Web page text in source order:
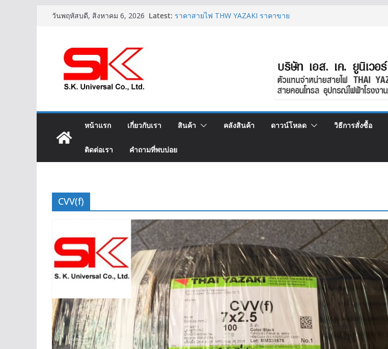
วันพฤหัสบดี, สิงหาคม 6, 2026 Latest: ราคาสายไฟ THW YAZAKI ราคาขาย
หน้าแรก เกี่ยวกับเรา สินค้า คลังสินค้า ดาวน์โหลด วิธีการสั่งซื้อ
ติดต่อเรา คำถามที่พบบ่อย
CVV(f)